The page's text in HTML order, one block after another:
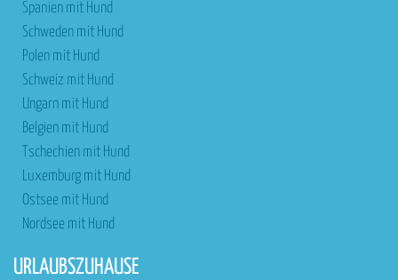
Spanien mit Hund
Schweden mit Hund
Polen mit Hund
Schweiz mit Hund
Ungarn mit Hund
Belgien mit Hund
Tschechien mit Hund
Luxemburg mit Hund
Ostsee mit Hund
Nordsee mit Hund
URLAUBSZUHAUSE